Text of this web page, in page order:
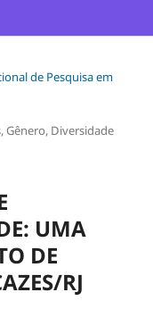
de Pesquisa em
Gênero, Diversidade
UMA
DE
RJ